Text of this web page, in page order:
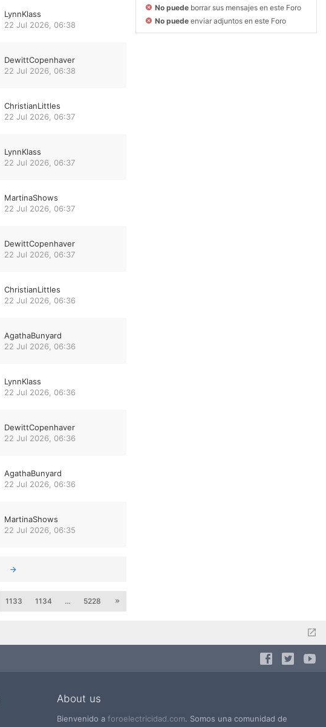
LynnKlass
22 Jul 2026, 06:38
DewittCopenhaver
22 Jul 2026, 06:38
ChristianLittles
22 Jul 2026, 06:37
LynnKlass
22 Jul 2026, 06:37
MartinaShows
22 Jul 2026, 06:37
DewittCopenhaver
22 Jul 2026, 06:37
ChristianLittles
22 Jul 2026, 06:36
AgathaBunyard
22 Jul 2026, 06:36
LynnKlass
22 Jul 2026, 06:36
DewittCopenhaver
22 Jul 2026, 06:36
AgathaBunyard
22 Jul 2026, 06:36
MartinaShows
22 Jul 2026, 06:35
1133 1134 … 5228
No puede borrar sus mensajes en este Foro
No puede enviar adjuntos en este Foro
About us
Bienvenido a foroelectricidad.com. Somos una comunidad de